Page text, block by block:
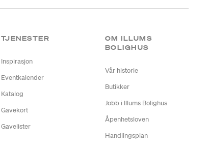
TJENESTER
Inspirasjon
Eventkalender
Katalog
Gavekort
Gavelister
OM ILLUMS
BOLIGHUS
Vår historie
Butikker
Jobb i Illums Bolighus
Åpenhetsloven
Handlingsplan